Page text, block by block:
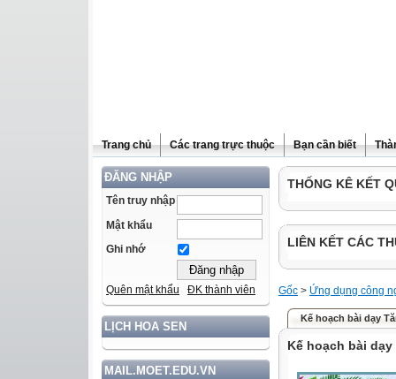
Trang chủ Các trang trực thuộc Bạn cần biết
ĐĂNG NHẬP
Tên truy nhập
Mật khẩu
Ghi nhớ
Quên mật khẩu ĐK thành viên
LỊCH HOA SEN
MAIL.MOET.EDU.VN
THỐNG KÊ KẾT
LIÊN KẾT CÁC
Gốc > Ứng dụng công
Kế hoạch bài dạy
Kế hoạch bài